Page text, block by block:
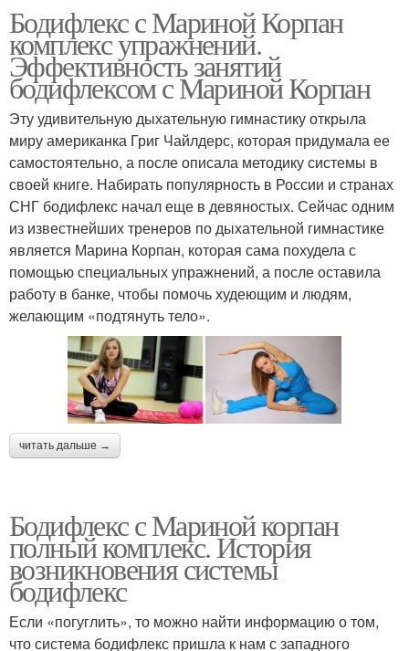
Бодифлекс с Мариной Корпан
комплекс упражнений.
Эффективность занятий
бодифлексом с Мариной Корпан
Эту удивительную дыхательную гимнастику открыла
миру американка Григ Чайлдерс, которая придумала ее
самостоятельно, а после описала методику системы в
своей книге. Набирать популярность в России и странах
СНГ бодифлекс начал еще в девяностых. Сейчас одним
из известнейших тренеров по дыхательной гимнастике
является Марина Корпан, которая сама похудела с
помощью специальных упражнений, а после оставила
работу в банке, чтобы помочь худеющим и людям,
желающим «подтянуть тело».
читать дальше →
Бодифлекс с Мариной корпан
полный комплекс. История
возникновения системы
бодифлекс
Если «погуглить», то можно найти информацию о том,
что система бодифлекс пришла к нам с западного